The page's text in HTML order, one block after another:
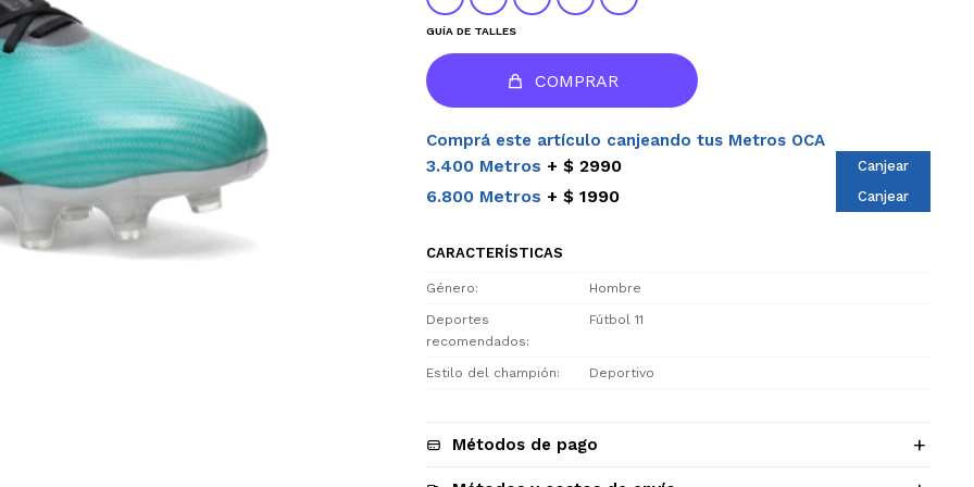
GUÍA DE TALLES
COMPRAR
Comprá este artículo canjeando tus Metros OCA
3.400 Metros $ 2990 Canjear
6.800 Metros $ 1990 Canjear
CARACTERÍSTICAS
Género Hombre
Deportes
recomendados
Fútbol 11
Estilo del champión Deportivo
Métodos de pago